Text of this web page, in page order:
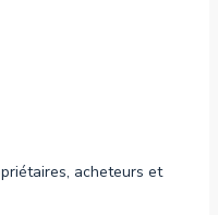
acheteurs et